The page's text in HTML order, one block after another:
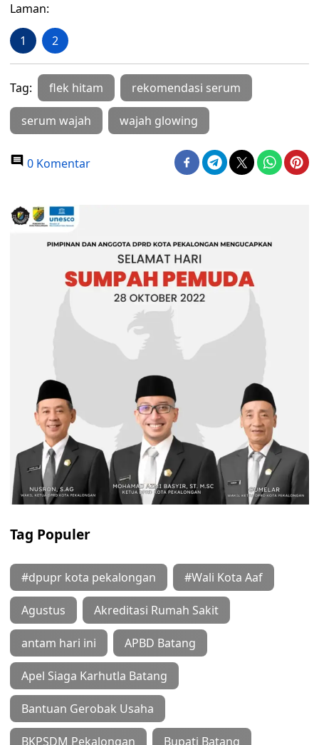
Laman:
1 2
Tag: flek hitam rekomendasi serum
serum wajah wajah glowing
0 Komentar
Tag Populer
#dpupr kota pekalongan #Wali Kota Aaf
Agustus Akreditasi Rumah Sakit
antam hari ini APBD Batang
Apel Siaga Karhutla Batang
Bantuan Gerobak Usaha
BKPSDM Pekalongan Bupati Batang